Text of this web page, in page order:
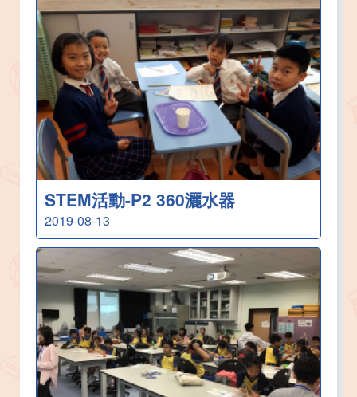
STEM活動-P2 360灑水器
2019-08-13